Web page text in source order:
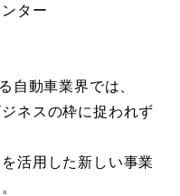
ター
自動車業界では、
ネスの枠に捉われず
活用した新しい事業